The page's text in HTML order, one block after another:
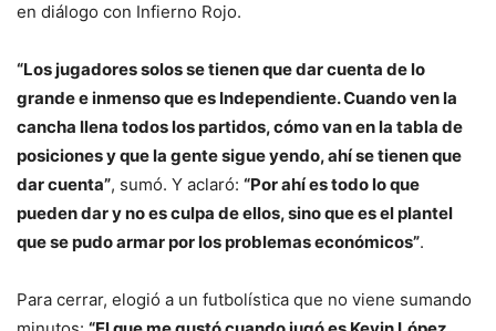
en diálogo con Infierno Rojo.
“Los jugadores solos se tienen que dar cuenta de lo
grande e inmenso que es Independiente. Cuando ven la
cancha llena todos los partidos, cómo van en la tabla de
posiciones y que la gente sigue yendo, ahí se tienen que
dar cuenta”, sumó. Y aclaró: “Por ahí es todo lo que
pueden dar y no es culpa de ellos, sino que es el plantel
que se pudo armar por los problemas económicos”.
Para cerrar, elogió a un futbolística que no viene sumando